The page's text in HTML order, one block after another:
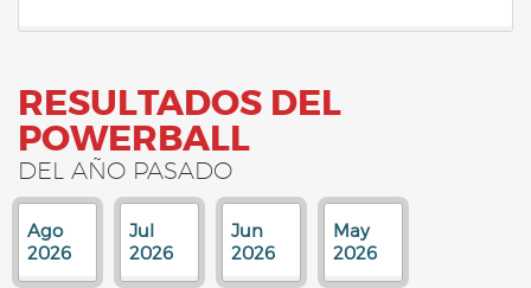
RESULTADOS DEL
POWERBALL
DEL AÑO PASADO
Ago
2026
Jul
2026
Jun
2026
May
2026